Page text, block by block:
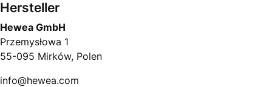
Hersteller
Hewea GmbH
Przemysłowa 1
55-095 Mirków, Polen
info@hewea.com